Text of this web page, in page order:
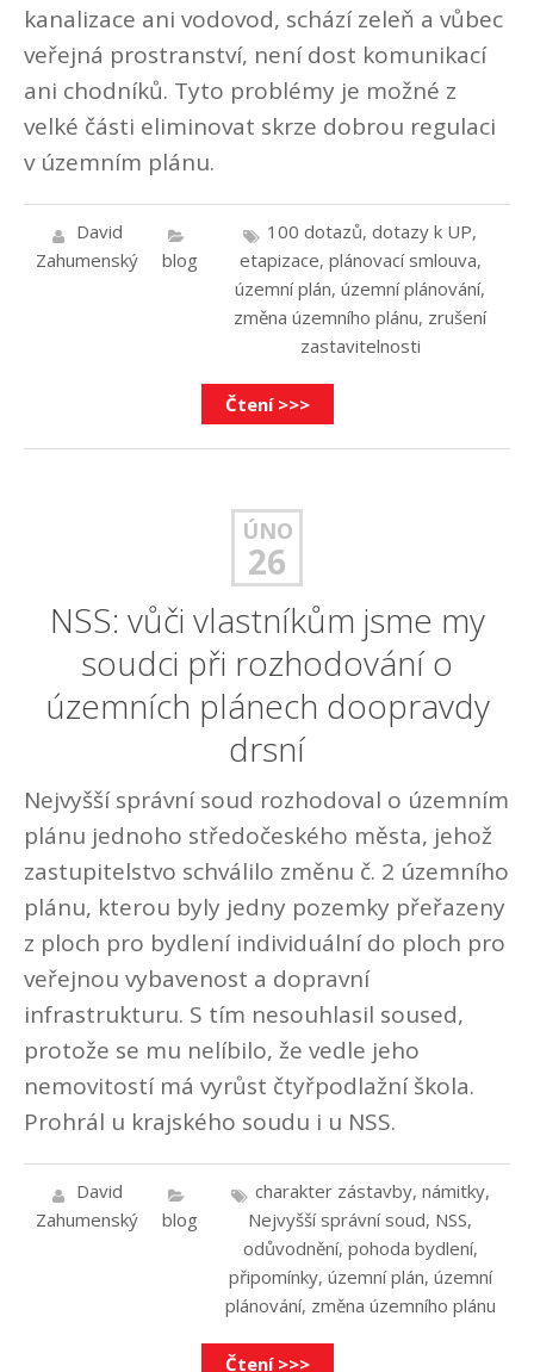
kanalizace ani vodovod, schází zeleň a vůbec
veřejná prostranství, není dost komunikací
ani chodníků. Tyto problémy je možné z
velké části eliminovat skrze dobrou regulaci
v územním plánu.
David
Zahumenský
blog
100 dotazů, dotazy k UP,
etapizace, plánovací smlouva,
územní plán, územní plánování,
změna územního plánu, zrušení
zastavitelnosti
Čtení >>>
ÚNO
26
NSS: vůči vlastníkům jsme my
soudci při rozhodování o
územních plánech doopravdy
drsní
Nejvyšší správní soud rozhodoval o územním
plánu jednoho středočeského města, jehož
zastupitelstvo schválilo změnu č. 2 územního
plánu, kterou byly jedny pozemky přeřazeny
z ploch pro bydlení individuální do ploch pro
veřejnou vybavenost a dopravní
infrastrukturu. S tím nesouhlasil soused,
protože se mu nelíbilo, že vedle jeho
nemovitostí má vyrůst čtyřpodlažní škola.
Prohrál u krajského soudu i u NSS.
David
Zahumenský
blog
charakter zástavby, námitky,
Nejvyšší správní soud, NSS,
odůvodnění, pohoda bydlení,
připomínky, územní plán, územní
plánování, změna územního plánu
Čtení >>>